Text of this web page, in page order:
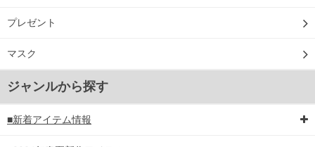
プレゼント
マスク
ジャンルから探す
■新着アイテム情報